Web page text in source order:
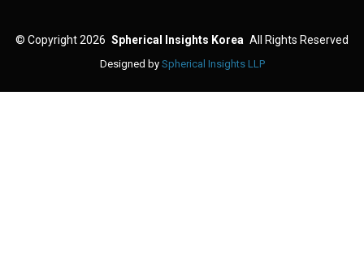
© Copyright 2026 Spherical Insights Korea All Rights Reserved
Designed by Spherical Insights LLP